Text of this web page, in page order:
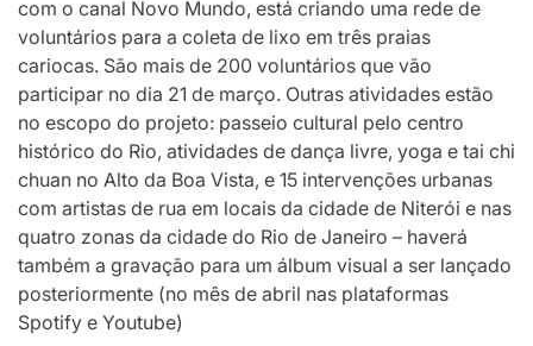
com o canal Novo Mundo, está criando uma rede de
voluntários para a coleta de lixo em três praias
cariocas. São mais de 200 voluntários que vão
participar no dia 21 de março. Outras atividades estão
no escopo do projeto: passeio cultural pelo centro
histórico do Rio, atividades de dança livre, yoga e tai chi
chuan no Alto da Boa Vista, e 15 intervenções urbanas
com artistas de rua em locais da cidade de Niterói e nas
quatro zonas da cidade do Rio de Janeiro – haverá
também a gravação para um álbum visual a ser lançado
posteriormente (no mês de abril nas plataformas
Spotify e Youtube)